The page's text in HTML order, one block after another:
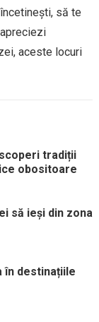
să te
aceste locuri
tradiții
obositoare
să ieși din zona
în destinațiile